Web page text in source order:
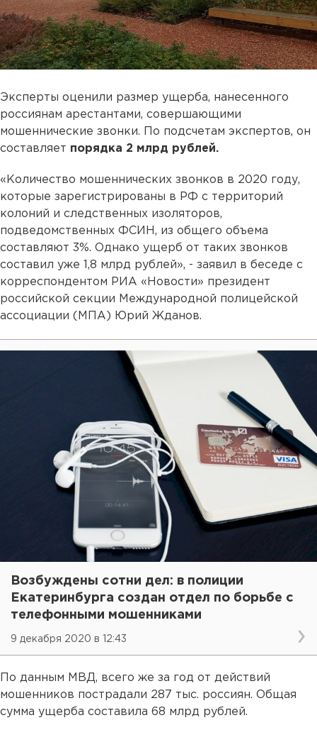
Эксперты оценили размер ущерба, нанесенного
россиянам арестантами, совершающими
мошеннические звонки. По подсчетам экспертов, он
составляет порядка 2 млрд рублей.
«Количество мошеннических звонков в 2020 году,
которые зарегистрированы в РФ с территорий
колоний и следственных изоляторов,
подведомственных ФСИН, из общего объема
составляют 3%. Однако ущерб от таких звонков
составил уже 1,8 млрд рублей», - заявил в беседе с
корреспондентом РИА «Новости» президент
российской секции Международной полицейской
ассоциации (МПА) Юрий Жданов.
Возбуждены сотни дел: в полиции
Екатеринбурга создан отдел по борьбе с
телефонными мошенниками
9 декабря 2020 в 12:43
По данным МВД, всего же за год от действий
мошенников пострадали 287 тыс. россиян. Общая
сумма ущерба составила 68 млрд рублей.